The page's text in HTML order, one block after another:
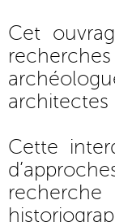
Cet
architectes
Cette